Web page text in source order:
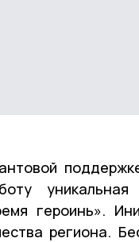
уникальная
героинь».
региона.